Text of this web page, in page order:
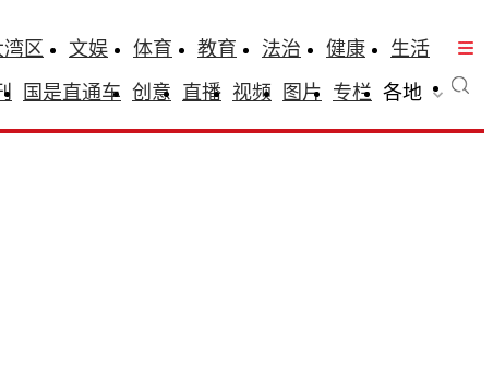
湾区 文娱 体育 教育 法治 健康
生活
国是直通车 创意 直播 视频 图片 专栏 各地